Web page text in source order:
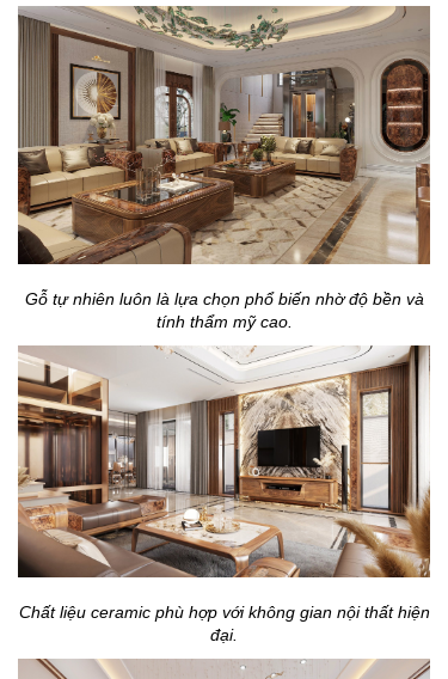
Gỗ tự nhiên luôn là lựa chọn phổ biến nhờ độ bền và
tính thẩm mỹ cao.
Chất liệu ceramic phù hợp với không gian nội thất hiện
đại.